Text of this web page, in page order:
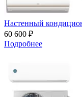
Настенный
60 600 ₽
Подробнее